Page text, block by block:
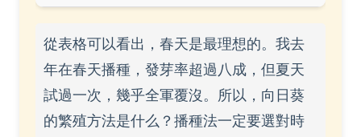
從表格可以看出，春天是最理想的。我去
年在春天播種，發芽率超過八成，但夏天
試過一次，幾乎全軍覆沒。所以，向日葵
的繁殖方法是什么？播種法一定要選對時